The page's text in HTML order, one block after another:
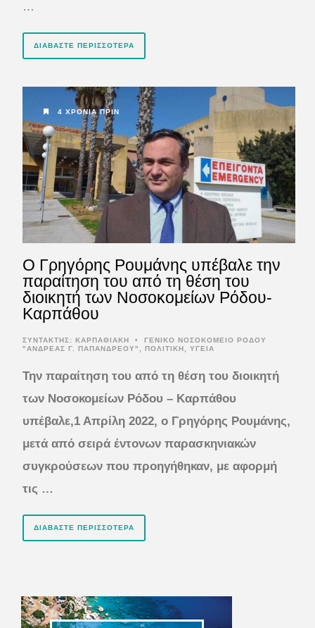
…
ΔΙΑΒΆΣΤΕ ΠΕΡΙΣΣΌΤΕΡΑ
4 ΧΡΌΝΙΑ ΠΡΙΝ
Ο Γρηγόρης Ρουμάνης υπέβαλε την
παραίτηση του από τη θέση του
διοικητή των Νοσοκομείων Ρόδου-
Καρπάθου
ΣΥΝΤΆΚΤΗΣ: ΚΑΡΠΑΘΙΑΚΗ •
ΓΕΝΙΚΟ ΝΟΣΟΚΟΜΕΙΟ ΡΟΔΟΥ
"ΑΝΔΡΕΑΣ Γ. ΠΑΠΑΝΔΡΕΟΥ"
ΠΟΛΙΤΙΚΗ ΥΓΕΙΑ
Την παραίτηση του από τη θέση του διοικητή
των Νοσοκομείων Ρόδου – Καρπάθου
υπέβαλε,1 Απρίλη 2022, ο Γρηγόρης Ρουμάνης,
μετά από σειρά έντονων παρασκηνιακών
συγκρούσεων που προηγήθηκαν, με αφορμή
τις …
ΔΙΑΒΆΣΤΕ ΠΕΡΙΣΣΌΤΕΡΑ